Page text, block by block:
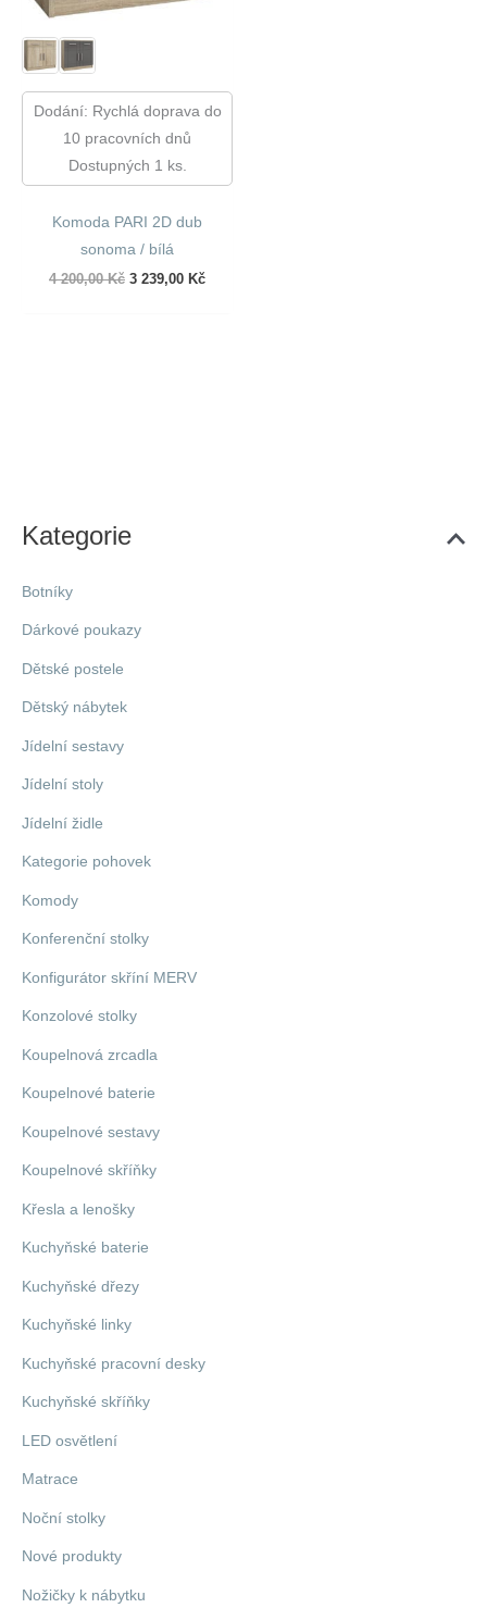
Kategorie
Botníky
Dárkové poukazy
Dětské postele
Dětský nábytek
Jídelní sestavy
Jídelní stoly
Jídelní židle
Kategorie pohovek
Komody
Konferenční stolky
Konfigurátor skříní MERV
Konzolové stolky
Koupelnová zrcadla
Koupelnové baterie
Koupelnové sestavy
Koupelnové skříňky
Křesla a lenošky
Kuchyňské baterie
Kuchyňské dřezy
Kuchyňské linky
Kuchyňské pracovní desky
Kuchyňské skříňky
LED osvětlení
Matrace
Noční stolky
Nové produkty
Nožičky k nábytku
Dodání: Rychlá doprava do
10 pracovních dnů
Dostupných 1 ks.
Komoda PARI 2D dub
sonoma / bílá
4 200,00Kč Původní
3 239,00 KčAktuální